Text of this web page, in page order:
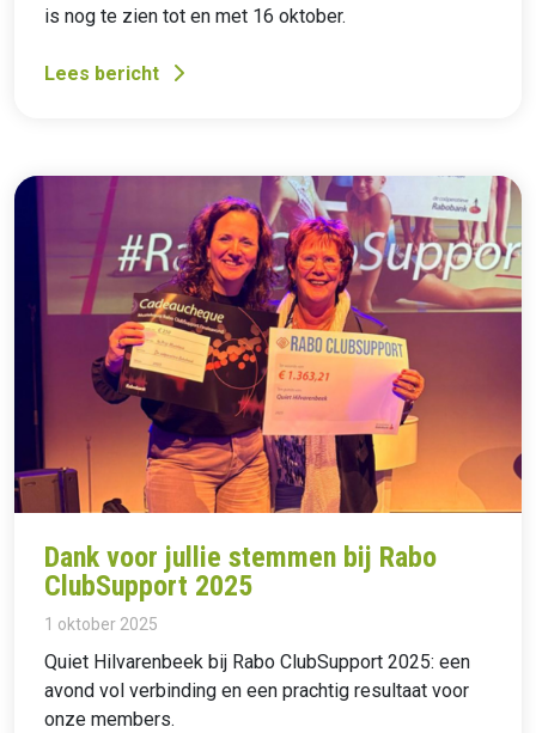
is nog te zien tot en met 16 oktober.
Lees bericht
Dank voor jullie stemmen bij Rabo
ClubSupport 2025
1 oktober 2025
Quiet Hilvarenbeek bij Rabo ClubSupport 2025: een
avond vol verbinding en een prachtig resultaat voor
onze members.